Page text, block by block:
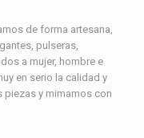
de forma artesana,
pulseras,
a mujer, hombre e
en serio la calidad y
piezas y mimamos con